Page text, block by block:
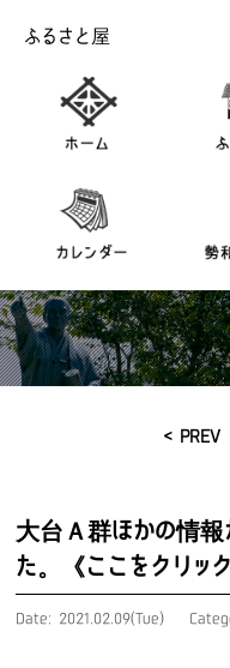
ふるさと屋
< PREV
大台Ａ群ほかの情報
た。《ここをクリッ
Date: 2021.02.09(Tue)